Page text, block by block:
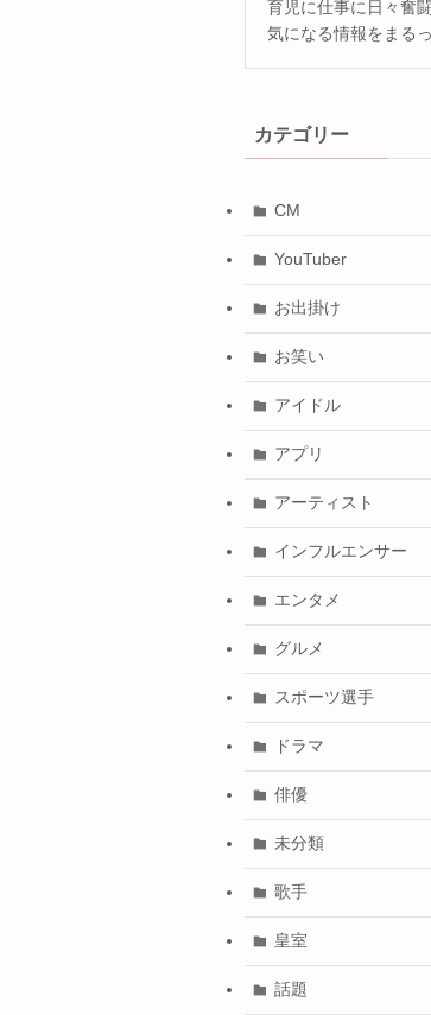
育児に仕事に日々奮闘
気になる情報をまる
カテゴリー
CM
YouTuber
お出掛け
お笑い
アイドル
アプリ
アーティスト
インフルエンサー
エンタメ
グルメ
スポーツ選手
ドラマ
俳優
未分類
歌手
皇室
話題